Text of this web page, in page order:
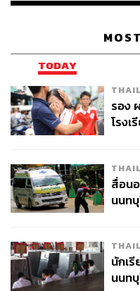
TODAY
รอง
โรง
สื่อน
นนท
นักเ
นนท